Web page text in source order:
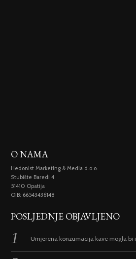
O NAMA
Hedonist Marketing & Media d.o.o.
Stubište Baredi 4
51410 Opatija
OIB: 66543436148
POSLJEDNJE OBJAVLJENO
Umjerena konzumacija kave mogla bi